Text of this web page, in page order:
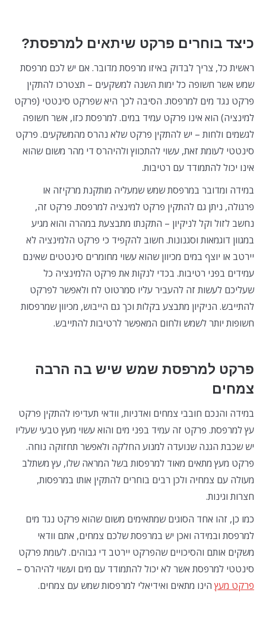
כיצד בוחרים פרקט שיתאים למרפסת?
ראשית כל, צריך לבדוק באיזו מרפסת מדובר. אם יש לכם מרפסת
שמש אשר חשופה כל ימות השנה למשקעים – תצטרכו להתקין
פרקט נגד מים למרפסת. הסיבה לכך היא שפרקט סינטטי (פרקט
למינציה) הוא אינו פרקט עמיד במים. למרפסת כזו, אשר חשופה
לגשמים ולחות – יש להתקין פרקט שלא נהרס מהמשקעים. פרקט
סינטטי לעומת זאת, עשוי להתכווץ ולהיהרס די מהר משום שהוא
אינו יכול להתמודד עם רטיבות.
במידה ומדובר במרפסת שמש שמעליה מותקנת מרקיזה או
פרגולה, ניתן גם להתקין פרקט למינציה למרפסת. פרקט זה,
נחשב לזול וקל לניקיון – התקנתו מתבצעת במהרה והוא מגיע
במגוון דוגמאות וסגנונות. חשוב להקפיד כי פרקט הלמינציה לא
יירטב או יוצף במים מכיוון שהוא עשוי מחומרים סינטטים שאינם
עמידים בפני רטיבות. בכדי לנקות את פרקט הלמינציה כל
שעליכם לעשות זה להעביר עליו סמרטוט לח ולאפשר לפרקט
להתייבש. הניקיון מתבצע בקלות וכך גם הייבוש, מכיוון שמרפסות
חשופות יותר לשמש ולחום המאפשר לרטיבות להתייבש.
פרקט למרפסת שמש שיש בה הרבה
צמחים
במידה והנכם חובבי צמחים ואדניות, וודאי תעדיפו להתקין פרקט
עץ למרפסת. פרקט זה עמיד בפני מים והוא עשוי מעץ טבעי שעליו
יש שכבת הגנה שנועדה למנוע החלקה ולאפשר תחזוקה נוחה.
פרקט מעץ מתאים מאוד למרפסות בשל המראה שלו, עץ משתלב
מעולה עם צמחיה ולכן רבים בוחרים להתקין אותו במרפסות,
חצרות וגינות.
כמו כן, זהו אחד הסוגים שמתאימים משום שהוא פרקט נגד מים
למרפסת ובמידה ואכן יש במרפסת שלכם צמחים, אתם וודאי
משקים אותם והסיכויים שהפרקט יירטב די גבוהים. לעומת פרקט
סינטטי למרפסת אשר לא יכול להתמודד עם מים ועשוי להיהרס –
פרקט מעץהינו מתאים ואידיאלי למרפסות שמש עם צמחים.